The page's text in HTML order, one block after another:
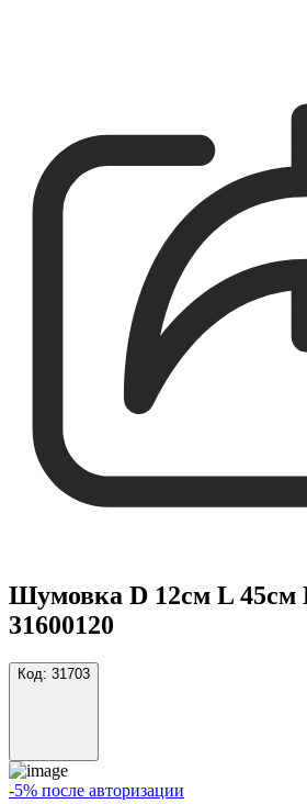
Шумовка D 12см L 45см
31600120
Код: 31703
-5% после авторизации